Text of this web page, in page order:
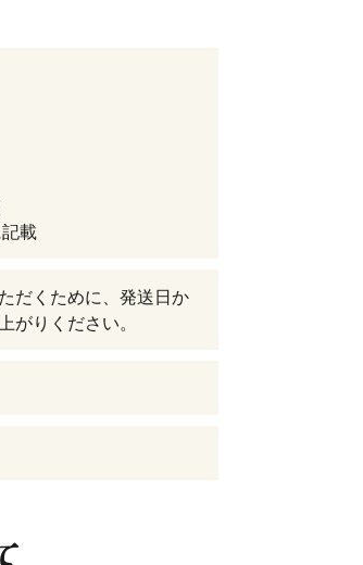
載
だくために、発送日か
がりください。